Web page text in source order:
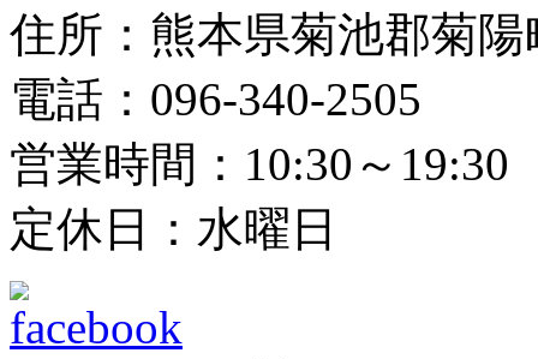
住所：熊本県菊池郡菊陽
電話：096-340-2505
営業時間：10:30～19:30
定休日：水曜日